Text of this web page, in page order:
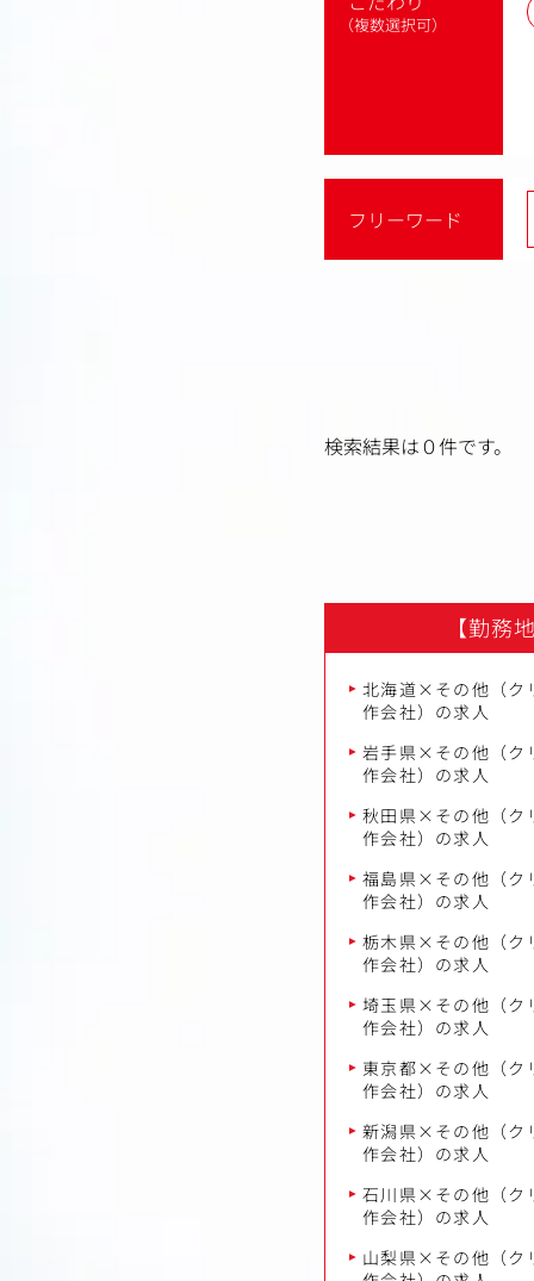
（複数選択可）
フリーワード
検索結果は０件です。
【勤務地
北海道×その他（ク
作会社）の求人
岩手県×その他（ク
作会社）の求人
秋田県×その他（ク
作会社）の求人
福島県×その他（ク
作会社）の求人
栃木県×その他（ク
作会社）の求人
埼玉県×その他（ク
作会社）の求人
東京都×その他（ク
作会社）の求人
新潟県×その他（ク
作会社）の求人
石川県×その他（ク
作会社）の求人
山梨県×その他（ク